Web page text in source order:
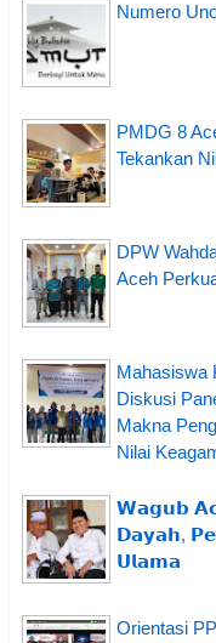
Numero
PMDG 8
Tekankan
DPW
Aceh
Mahasiswa
Diskusi
Makna
Nilai
𝗪𝗮𝗴𝘂𝗯
𝗗𝗮𝘆𝗮𝗵,
𝗨𝗹𝗮𝗺𝗮
Orientasi